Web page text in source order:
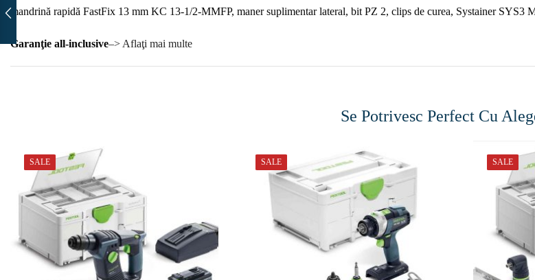
mandrină rapidă FastFix 13 mm KC 13-1/2-MMFP, maner suplimentar lateral, bit PZ 2, clips de curea, Systainer SYS3
Garanţie all-inclusive–> Aflaţi mai multe
Se Potrivesc Perfect Cu
SALE SALE SALE